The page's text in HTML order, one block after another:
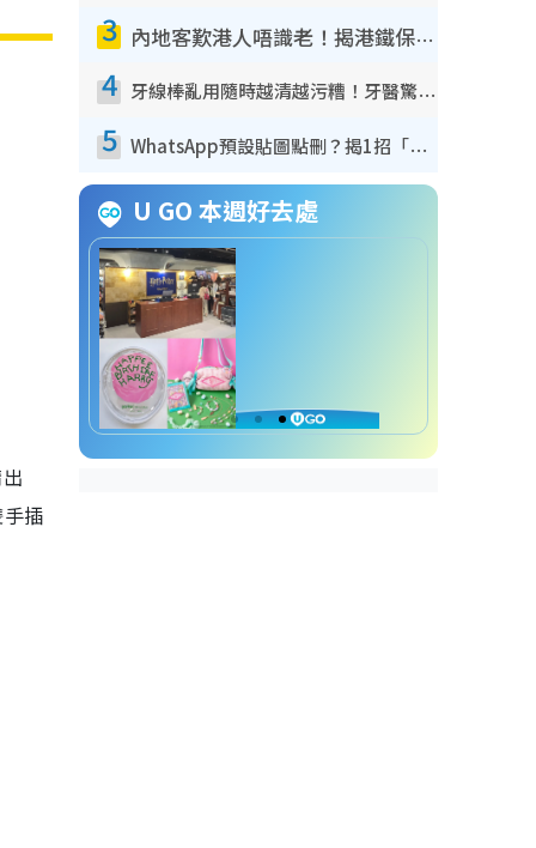
插
3 內地客歎港人唔識老！揭港鐵保鮮級冷氣 港人求放過：咪投訴
4 牙線棒亂用隨時越清越污糟！牙醫驚揭盲目過戶細菌恐致蛀牙：呢種先係日常真保養
5 WhatsApp預設貼圖點刪？揭1招「反向操作」還原簡潔介面 附3步實測教學
U GO 本週好去處